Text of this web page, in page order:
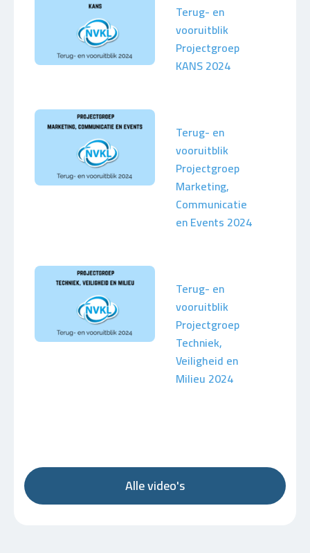
Terug- en
vooruitblik
Projectgroep
KANS 2024
Terug- en
vooruitblik
Projectgroep
Marketing,
Communicatie
en Events 2024
Terug- en
vooruitblik
Projectgroep
Techniek,
Veiligheid en
Milieu 2024
Alle video's